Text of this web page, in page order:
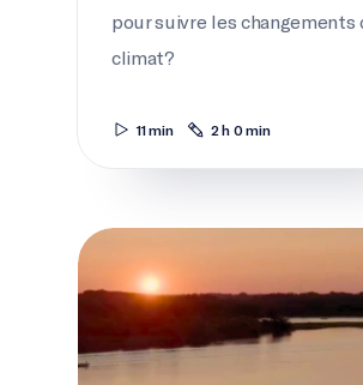
pour suivre les changements
climat?
11 min 2 h 0 min
Passe à l'action pour protéger